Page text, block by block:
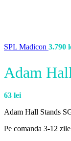
SPL Madicon 3.790
Adam
63 lei
Adam Hall Stands
Pe comanda 3-12 zile